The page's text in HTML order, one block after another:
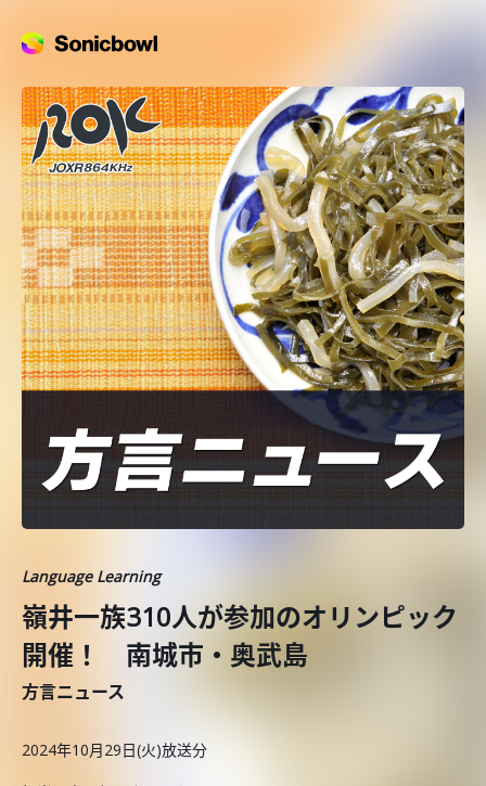
Language Learning
嶺井一族310人が参加のオリンピック
開催！ 南城市・奥武島
方言ニュース
2024年10月29日(火)放送分